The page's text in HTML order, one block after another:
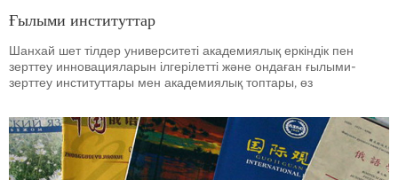
Ғылыми институттар
Шанхай шет тілдер университеті академиялық еркіндік пен
зерттеу инновацияларын ілгерілетті және ондаған ғылыми-
зерттеу институттары мен академиялық топтары, өз